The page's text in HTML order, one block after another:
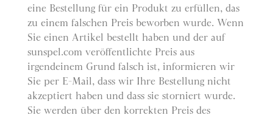
eine Bestellung für ein Produkt zu erfüllen, das
zu einem falschen Preis beworben wurde. Wenn
Sie einen Artikel bestellt haben und der auf
sunspel.com veröffentlichte Preis aus
irgendeinem Grund falsch ist, informieren wir
Sie per E-Mail, dass wir Ihre Bestellung nicht
akzeptiert haben und dass sie storniert wurde.
Sie werden über den korrekten Preis des